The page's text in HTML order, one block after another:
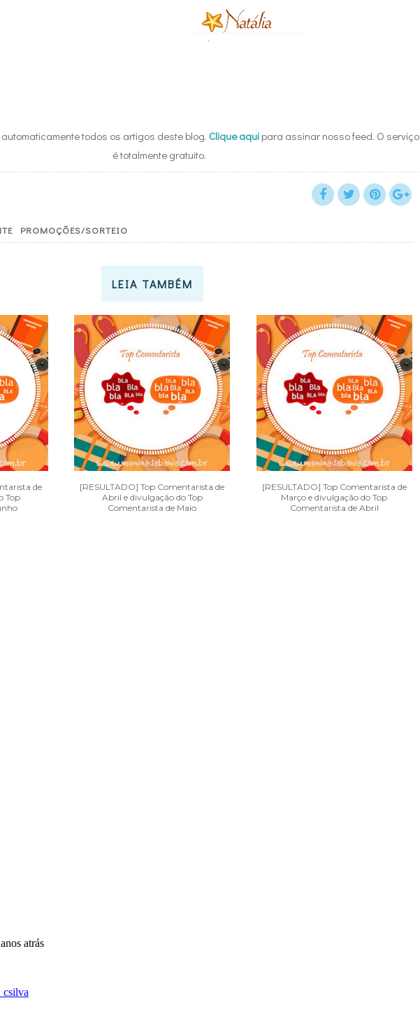
automaticamente todos os artigos deste blog. Clique aquipara assinar nosso feed. O serviço
é totalmente gratuito.
PROMOÇÕES/SORTEIO
LEIA TAMBÉM
de
Top
[RESULTADO] Top Comentarista de
Abril e divulgação do Top
Comentarista de Maio
[RESULTADO] Top Comentarista de
Março e divulgação do Top
Comentarista de Abril